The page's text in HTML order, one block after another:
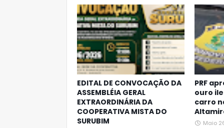
EDITAL DE CONVOCAÇÃO DA
ASSEMBLÉIA GERAL
EXTRAORDINÁRIA DA
COOPERATIVA MISTA DO
SURUBIM
PRF
ouro
carro
Maio